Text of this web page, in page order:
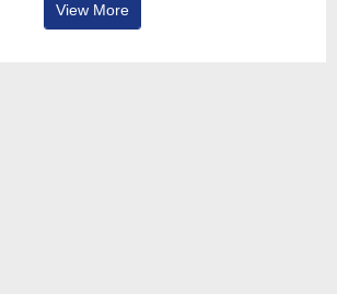
View More